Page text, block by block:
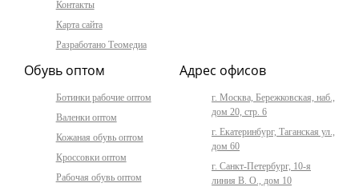
Контакты
Карта сайта
Разработано Теомедиа
Обувь оптом
Ботинки рабочие оптом
Валенки оптом
Кожаная обувь оптом
Кроссовки оптом
Рабочая обувь оптом
Адрес офисов
г. Москва, Бережковская, наб.,
дом 20, стр. 6
г. Екатеринбург, Таганская ул.,
дом 60
г. Санкт-Петербург, 10-я
линия В. О., дом 10